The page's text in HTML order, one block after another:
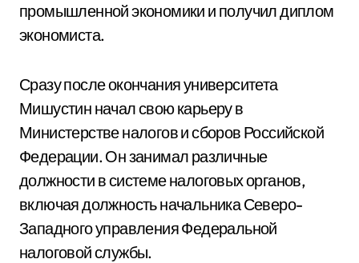
промышленной экономики и получил диплом
экономиста.
Сразу после окончания университета
Мишустин начал свою карьеру в
Министерстве налогов и сборов Российской
Федерации. Он занимал различные
должности в системе налоговых органов,
включая должность начальника Северо-
Западного управления Федеральной
налоговой службы.